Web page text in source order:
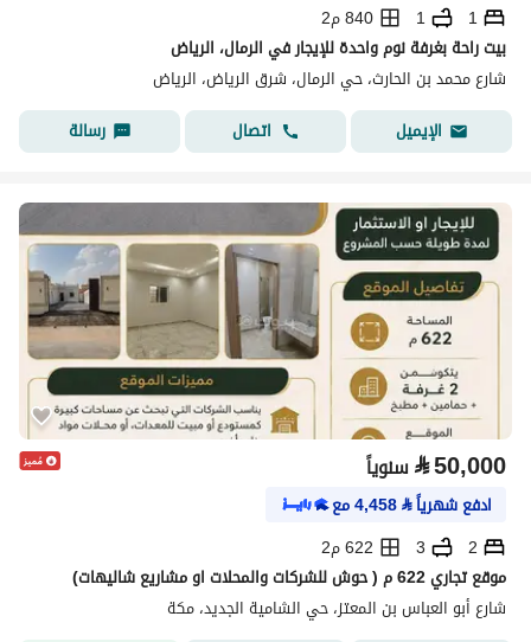
1
1
840 م2
بيت راحة بغرفة نوم واحدة للإيجار في الرمال، الرياض
شارع محمد بن الحارث، حي الرمال، شرق الرياض، الرياض
الإيميل
اتصال رسالة
⃁50,000 سنوياً
ادفع شهرياً⃁
4,458مع
2
3
622 م2
موقع تجاري 622 م ( حوش للشركات والمحلات او مشاريع شاليهات)
شارع أبو العباس بن المعتز، حي الشامية الجديد، مكة